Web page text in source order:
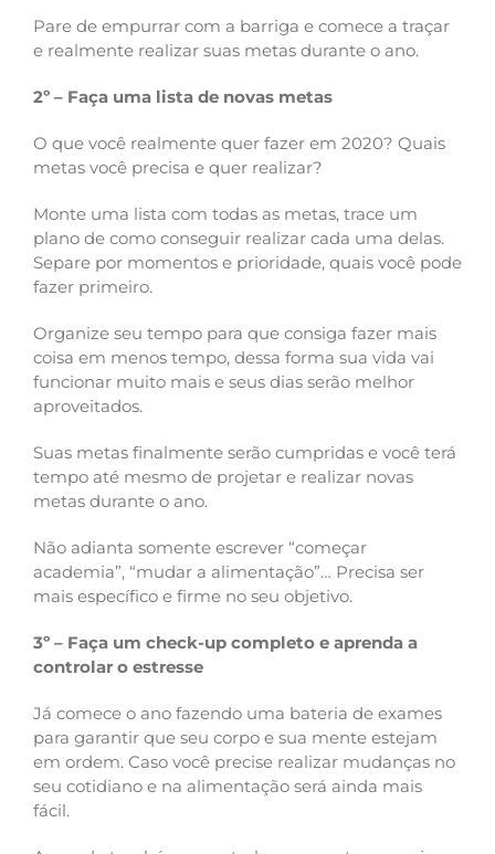
Pare de empurrar com a barriga e comece a traçar
e realmente realizar suas metas durante o ano.
2º – Faça uma lista de novas metas
O que você realmente quer fazer em 2020? Quais
metas você precisa e quer realizar?
Monte uma lista com todas as metas, trace um
plano de como conseguir realizar cada uma delas.
Separe por momentos e prioridade, quais você pode
fazer primeiro.
Organize seu tempo para que consiga fazer mais
coisa em menos tempo, dessa forma sua vida vai
funcionar muito mais e seus dias serão melhor
aproveitados.
Suas metas finalmente serão cumpridas e você terá
tempo até mesmo de projetar e realizar novas
metas durante o ano.
Não adianta somente escrever “começar
academia”, “mudar a alimentação”… Precisa ser
mais específico e firme no seu objetivo.
3º – Faça um check-up completo e aprenda a
controlar o estresse
Já comece o ano fazendo uma bateria de exames
para garantir que seu corpo e sua mente estejam
em ordem. Caso você precise realizar mudanças no
seu cotidiano e na alimentação será ainda mais
fácil.